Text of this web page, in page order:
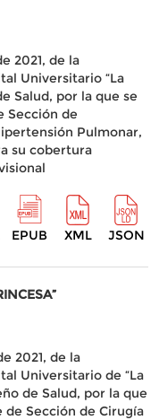
2021, de la
Universitario “La
Salud, por la que se
Sección de
Pulmonar,
su cobertura
EPUB XML JSON
2021, de la
Universitario de “La
de Salud, por la que
Sección de Cirugía